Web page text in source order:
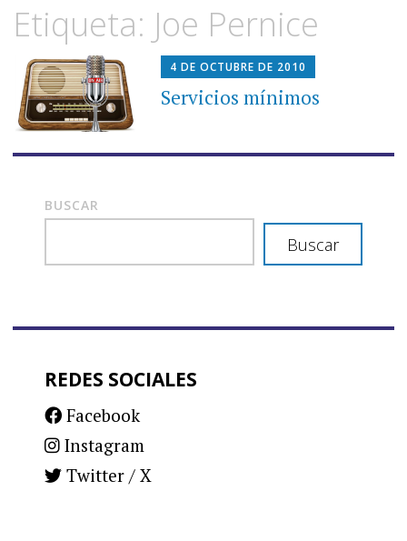
al
contenido
Etiqueta: Joe Pernice
4 DE OCTUBRE DE 2010
Servicios mínimos
BUSCAR
Buscar
REDES SOCIALES
Facebook
Instagram
Twitter / X